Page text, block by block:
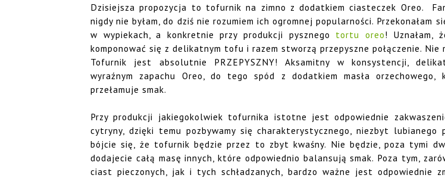
Dzisiejsza propozycja to tofurnik na zimno z dodatkiem ciasteczek Oreo.
nigdy nie byłam, do dziś nie rozumiem ich ogromnej popularności. Przekonałam
w wypiekach, a konkretnie przy produkcji pysznego tortu oreo! Uznałam,
komponować się z delikatnym tofu i razem stworzą przepyszne połączenie. Nie
Tofurnik jest absolutnie PRZEPYSZNY! Aksamitny w konsystencji,
wyraźnym zapachu Oreo, do tego spód z dodatkiem masła orzechowego,
przełamuje smak.
Przy produkcji jakiegokolwiek tofurnika istotne jest odpowiednie
cytryny, dzięki temu pozbywamy się charakterystycznego, niezbyt lubianego
bójcie się, że tofurnik będzie przez to zbyt kwaśny. Nie będzie, poza tymi
dodajecie całą masę innych, które odpowiednio balansują smak. Poza tym,
ciast pieczonych, jak i tych schładzanych, bardzo ważne jest odpowiednie